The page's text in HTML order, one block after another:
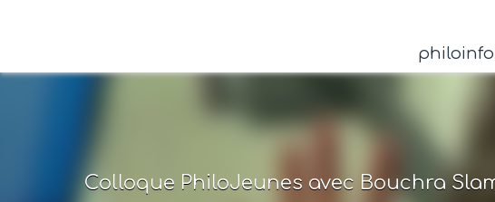
Colloque PhiloJeunes avec Bouchra